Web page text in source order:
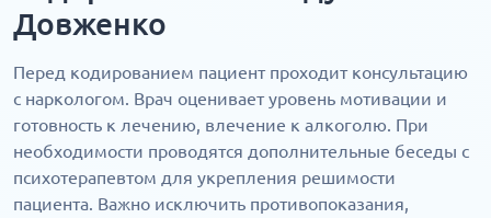
Довженко
Перед кодированием пациент проходит консультацию
с наркологом. Врач оценивает уровень мотивации и
готовность к лечению, влечение к алкоголю. При
необходимости проводятся дополнительные беседы с
психотерапевтом для укрепления решимости
пациента. Важно исключить противопоказания,